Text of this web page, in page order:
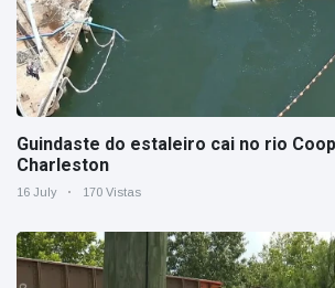
Guindaste do estaleiro cai no rio
Charleston
16 July 170 Vistas